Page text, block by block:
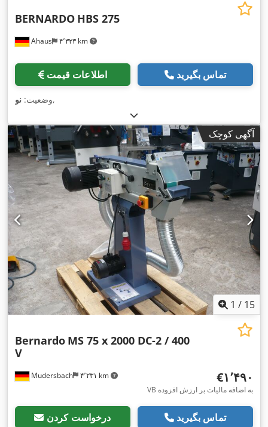
Ahaus ۴٬۳۲۳ km
BERNARDO HBS 275
اطلاعات قیمت تماس بگیرید
وضعیت: نو ,
آگهی کوچک
1 / 15
Mudersbach ۴٬۲۳۱ km
Bernardo MS 75 x 2000 DC-2 / 400
V
‎€۱٬۴۹۰
VB به اضافه مالیات بر ارزش افزوده
درخواست کردن تماس بگیرید